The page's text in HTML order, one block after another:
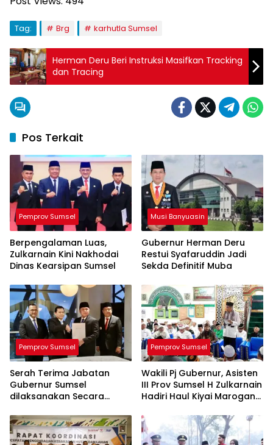
Tag: Brg karhutla Sumsel
Herman Deru Beri Instruksi Masifkan Tracking
dan Tracing
Pos Terkait
Pemprov Sumsel
Berpengalaman Luas,
Zulkarnain Kini Nakhodai
Dinas Kearsipan Sumsel
Musi Banyuasin
Gubernur Herman Deru
Restui Syafaruddin Jadi
Sekda Definitif Muba
Pemprov Sumsel
Serah Terima Jabatan
Gubernur Sumsel
dilaksanakan Secara
Pemprov Sumsel
Wakili Pj Gubernur, Asisten
III Prov Sumsel H Zulkarnain
Hadiri Haul Kiyai Marogan